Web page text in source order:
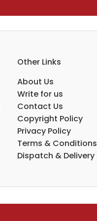
Other Links
About Us
Write for us
Contact Us
Copyright Policy
Privacy Policy
Terms & Conditions
Dispatch & Delivery